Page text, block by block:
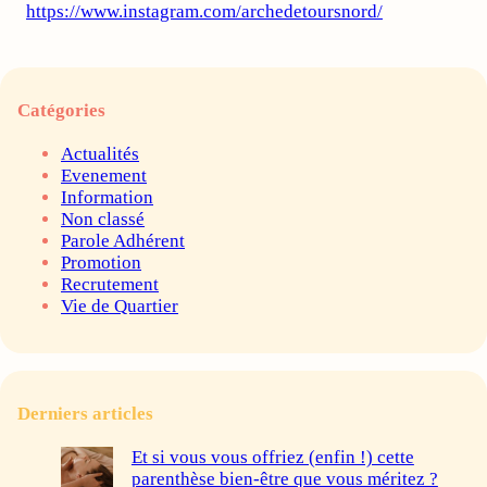
https://www.instagram.com/archedetoursnord/
Catégories
Actualités
Evenement
Information
Non classé
Parole Adhérent
Promotion
Recrutement
Vie de Quartier
Derniers articles
Et si vous vous offriez (enfin !) cette
parenthèse bien-être que vous méritez ?